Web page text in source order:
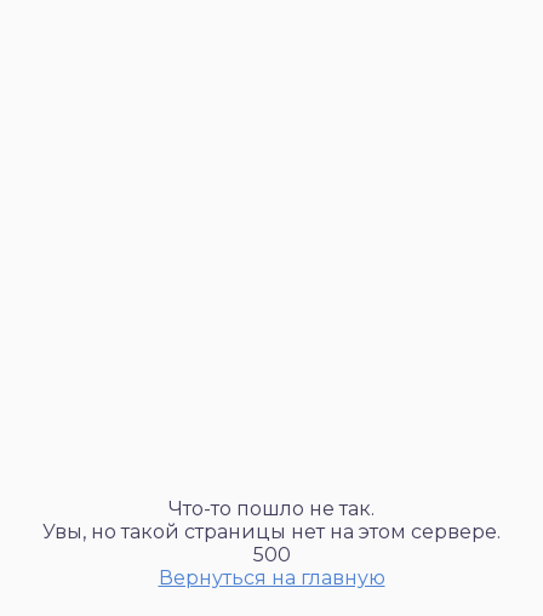
Что-то пошло не так.
Увы, но такой страницы нет на этом сервере.
500
Вернуться на главную